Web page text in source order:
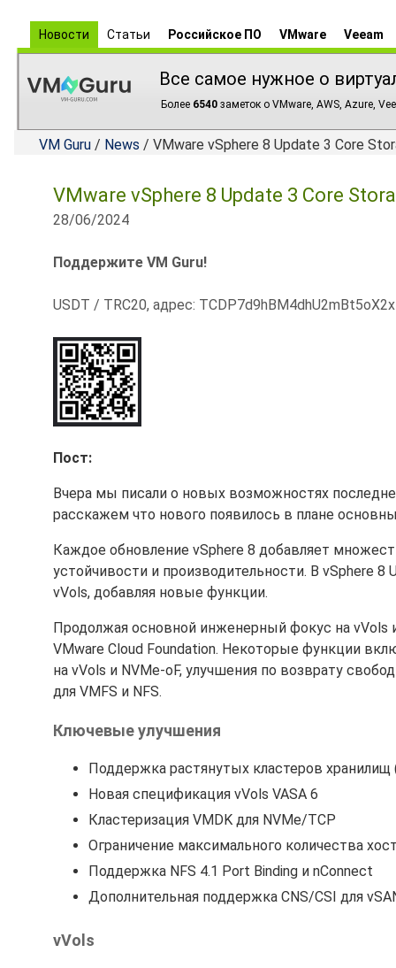
Новости Статьи Российское ПО VMware Veeam
Все самое нужное о
Более 6540 заметок о VMware, AWS, Azure,
VM Guru / News / VMware vSphere 8 Update 3 Core
VMware vSphere 8 Update 3 Core
28/06/2024
Поддержите VM Guru!
USDT / TRC20, адрес:
Пост:
Вчера мы писали о новых возможностях
расскажем что нового появилось в плане
Каждое обновление vSphere 8 добавляет
устойчивости и производительности. В vSphere
vVols, добавляя новые функции.
Продолжая основной инженерный фокус на vVols
VMware Cloud Foundation. Некоторые функции
на vVols и NVMe-oF, улучшения по возврату
для VMFS и NFS.
Ключевые улучшения
Поддержка растянутых кластеров
Новая спецификация vVols VASA 6
Кластеризация VMDK для NVMe/TCP
Ограничение максимального количества
Поддержка NFS 4.1 Port Binding и nConnect
Дополнительная поддержка CNS/CSI для
vVols